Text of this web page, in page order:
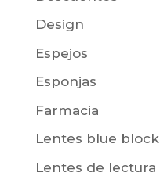
Design
Espejos
Esponjas
Farmacia
Lentes blue block
Lentes de lectura